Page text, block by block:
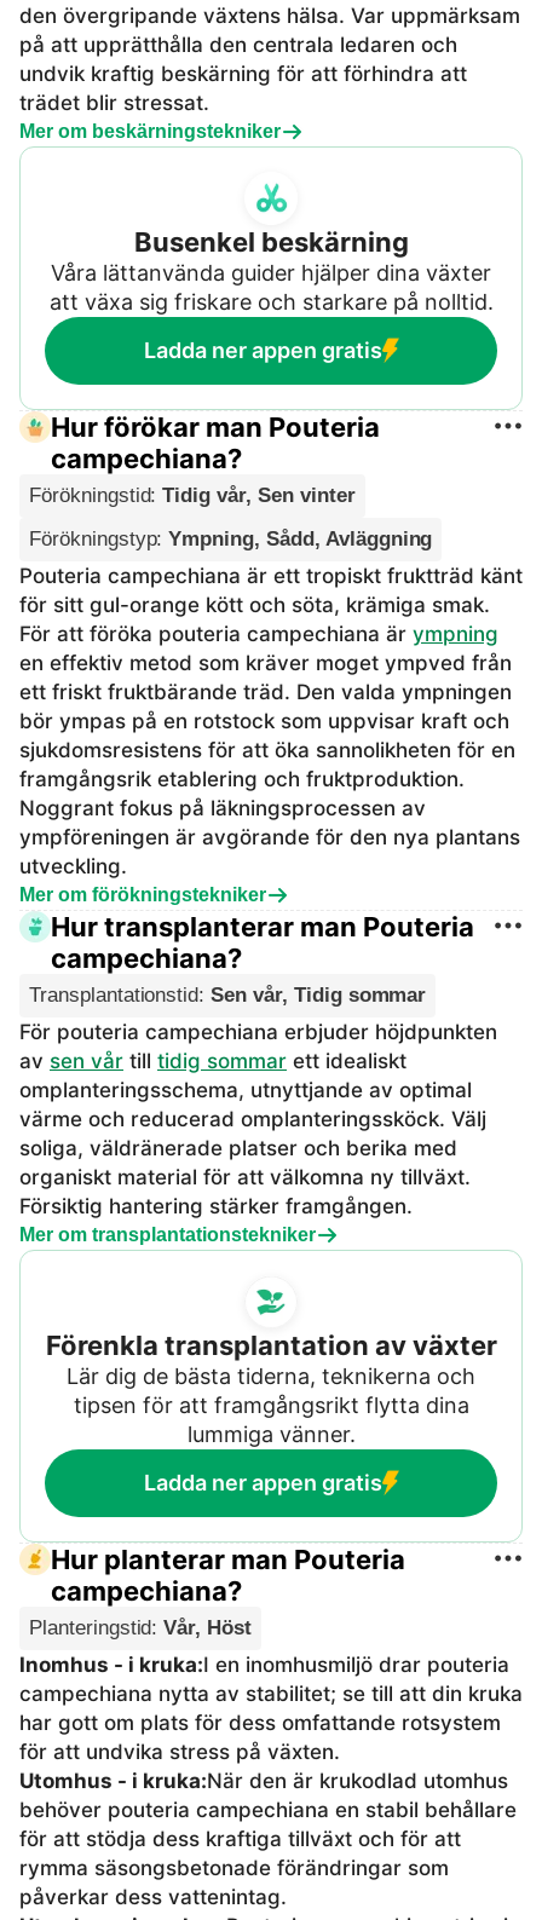
den övergripande växtens hälsa. Var uppmärksam
på att upprätthålla den centrala ledaren och
undvik kraftig beskärning för att förhindra att
trädet blir stressat.
Mer om beskärningstekniker
Busenkel beskärning
Våra lättanvända guider hjälper dina växter
att växa sig friskare och starkare på nolltid.
Ladda ner appen gratis
Hur förökar man Pouteria
campechiana?
Förökningstid: Tidig vår, Sen vinter
Förökningstyp: Ympning, Sådd, Avläggning
Pouteria campechiana är ett tropiskt fruktträd känt
för sitt gul-orange kött och söta, krämiga smak.
För att föröka pouteria campechiana är ympning
en effektiv metod som kräver moget ympved från
ett friskt fruktbärande träd. Den valda ympningen
bör ympas på en rotstock som uppvisar kraft och
sjukdomsresistens för att öka sannolikheten för en
framgångsrik etablering och fruktproduktion.
Noggrant fokus på läkningsprocessen av
ympföreningen är avgörande för den nya plantans
utveckling.
Mer om förökningstekniker
Hur transplanterar man Pouteria
campechiana?
Transplantationstid: Sen vår, Tidig sommar
För pouteria campechiana erbjuder höjdpunkten
av sen vår till tidig sommar ett idealiskt
omplanteringsschema, utnyttjande av optimal
värme och reducerad omplanteringssköck. Välj
soliga, väldränerade platser och berika med
organiskt material för att välkomna ny tillväxt.
Försiktig hantering stärker framgången.
Mer om transplantationstekniker
Förenkla transplantation av växter
Lär dig de bästa tiderna, teknikerna och
tipsen för att framgångsrikt flytta dina
lummiga vänner.
Ladda ner appen gratis
Hur planterar man Pouteria
campechiana?
Planteringstid: Vår, Höst
Inomhus - i kruka:I en inomhusmiljö drar pouteria
campechiana nytta av stabilitet; se till att din kruka
har gott om plats för dess omfattande rotsystem
för att undvika stress på växten.
Utomhus - i kruka:När den är krukodlad utomhus
behöver pouteria campechiana en stabil behållare
för att stödja dess kraftiga tillväxt och för att
rymma säsongsbetonade förändringar som
påverkar dess vattenintag.